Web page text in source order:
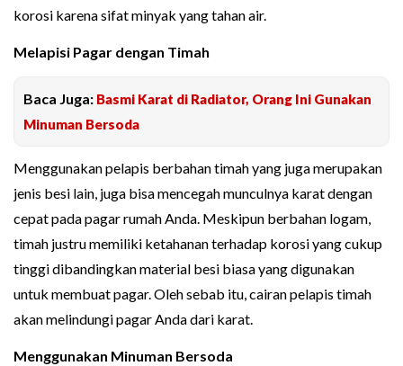
korosi karena sifat minyak yang tahan air.
Melapisi Pagar dengan Timah
Baca Juga: Basmi Karat di Radiator, Orang Ini Gunakan
Minuman Bersoda
Menggunakan pelapis berbahan timah yang juga merupakan
jenis besi lain, juga bisa mencegah munculnya karat dengan
cepat pada pagar rumah Anda. Meskipun berbahan logam,
timah justru memiliki ketahanan terhadap korosi yang cukup
tinggi dibandingkan material besi biasa yang digunakan
untuk membuat pagar. Oleh sebab itu, cairan pelapis timah
akan melindungi pagar Anda dari karat.
Menggunakan Minuman Bersoda